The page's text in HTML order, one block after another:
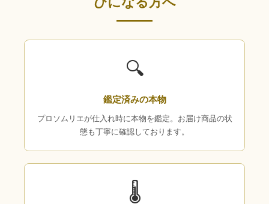
🔍
鑑定済みの本物
プロソムリエが仕入れ時に本物を鑑定。お届け商品の状
態も丁寧に確認しております。
🌡